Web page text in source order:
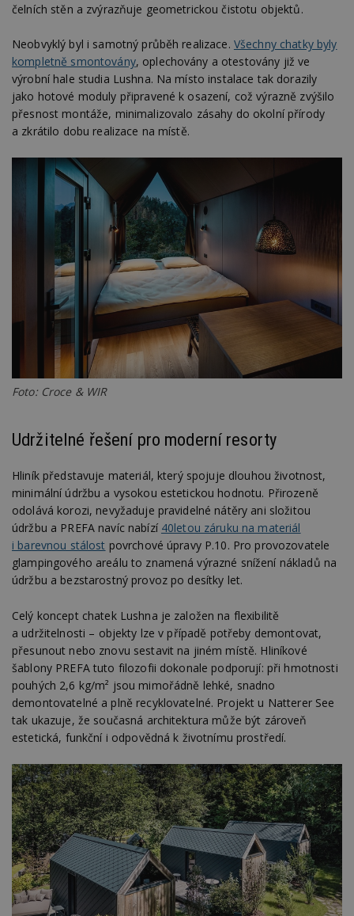
čelních stěn a zvýrazňuje geometrickou čistotu objektů.
Neobvyklý byl i samotný průběh realizace. Všechny chatky byly
kompletně smontovány, oplechovány a otestovány již ve
výrobní hale studia Lushna. Na místo instalace tak dorazily
jako hotové moduly připravené k osazení, což výrazně zvýšilo
přesnost montáže, minimalizovalo zásahy do okolní přírody
a zkrátilo dobu realizace na místě.
Foto: Croce & WIR
Udržitelné řešení pro moderní resorty
Hliník představuje materiál, který spojuje dlouhou životnost,
minimální údržbu a vysokou estetickou hodnotu. Přirozeně
odolává korozi, nevyžaduje pravidelné nátěry ani složitou
údržbu a PREFA navíc nabízí 40letou záruku na materiál
i barevnou stálost povrchové úpravy P.10. Pro provozovatele
glampingového areálu to znamená výrazné snížení nákladů na
údržbu a bezstarostný provoz po desítky let.
Celý koncept chatek Lushna je založen na flexibilitě
a udržitelnosti – objekty lze v případě potřeby demontovat,
přesunout nebo znovu sestavit na jiném místě. Hliníkové
šablony PREFA tuto filozofii dokonale podporují: při hmotnosti
pouhých 2,6 kg/m² jsou mimořádně lehké, snadno
demontovatelné a plně recyklovatelné. Projekt u Natterer See
tak ukazuje, že současná architektura může být zároveň
estetická, funkční i odpovědná k životnímu prostředí.